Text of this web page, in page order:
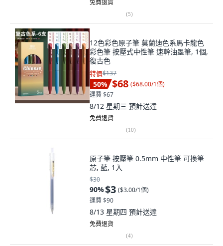
免費退貨
(5)
12色彩色原子筆 莫蘭迪色系馬卡龍色
彩色筆 按壓式中性筆 速幹油墨筆, 1個,
復古色
特價$137
50% $68 ($68.00/1個)
運費 $67
8/12 星期三 預計送達
免費退貨
(10)
原子筆 按壓筆 0.5mm 中性筆 可換筆
芯, 藍, 1入
$30
90%$3 ($3.00/1個)
運費 $90
8/13 星期四 預計送達
免費退貨
(4)